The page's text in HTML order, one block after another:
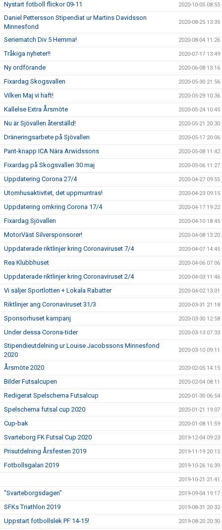
Nystart fotboll flickor 09-11 2020-10-05 08:55
Daniel Pettersson Stipendiat ur Martins Davidsson
Minnesfond
2020-08-25 13:35
Seriematch Div 5 Hemma! 2020-08-04 11:26
Tråkiga nyheter!! 2020-07-17 13:49
Ny ordförande 2020-06-08 13:16
Fixardag Skogsvallen 2020-05-30 21:56
Vilken Maj vi haft! 2020-05-29 10:36
Kallelse Extra Årsmöte 2020-05-24 10:45
Nu är Sjövallen återställd! 2020-05-21 20:30
Dräneringsarbete på Sjövallen 2020-05-17 20:06
Pant-knapp ICA Nära Arwidssons 2020-05-08 11:42
Fixardag på Skogsvallen 30 maj 2020-05-06 11:27
Uppdatering Corona 27/4 2020-04-27 09:55
Utomhusaktivitet, det uppmuntras! 2020-04-23 09:15
Uppdatering omkring Corona 17/4 2020-04-17 19:22
Fixardag Sjövallen 2020-04-10 18:45
MotorVäst Silversponsorer! 2020-04-08 13:20
Uppdaterade riktlinjer kring Coronaviruset 7/4 2020-04-07 14:45
Rea Klubbhuset 2020-04-06 07:06
Uppdaterade riktlinjer kring Coronaviruset 2/4 2020-04-03 11:46
Vi säljer Sportlotten + Lokala Rabatter 2020-04-02 13:01
Riktlinjer ang Coronaviruset 31/3 2020-03-31 21:18
Sponsorhuset kampanj 2020-03-30 12:58
Under dessa Corona-tider 2020-03-13 07:33
Stipendieutdelning ur Louise Jacobssons Minnesfond
2020
2020-03-10 09:11
Årsmöte 2020 2020-02-05 14:15
Bilder Futsalcupen 2020-02-04 08:11
Redigerat Spelschema Futsalcup 2020-01-30 06:54
Spelschema futsal cup 2020 2020-01-21 19:07
Cup-bak 2020-01-08 11:59
Svarteborg FK Futsal Cup 2020 2019-12-04 09:23
Prisutdelning Årsfesten 2019 2019-11-19 20:15
Fotbollsgalan 2019 2019-10-26 16:39
2019-10-21 21:41
"Svarteborgsdagen" 2019-09-04 19:17
SFKs Triathlon 2019 2019-08-31 20:32
Uppstart fotbollslek PF 14-15! 2019-08-20 20:30